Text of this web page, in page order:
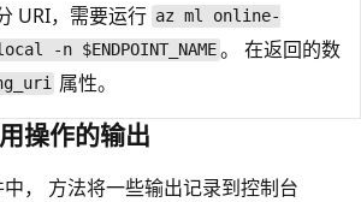
URI，需要运行 az ml online-
-n $ENDPOINT_NAME。 在返回的数
属性。
操作的输出
， 方法将一些输出记录到控制台